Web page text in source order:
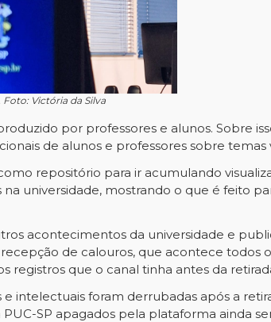
Victória da Silva
por professores e alunos. Sobre
de alunos e professores sobre temas
repositório para ir acumulando
universidade, mostrando o que é feito
acontecimentos da universidade e
de calouros, que acontece todos
registros que o canal tinha antes da
e intelectuais foram derrubadas após a
SP apagados pela plataforma ainda